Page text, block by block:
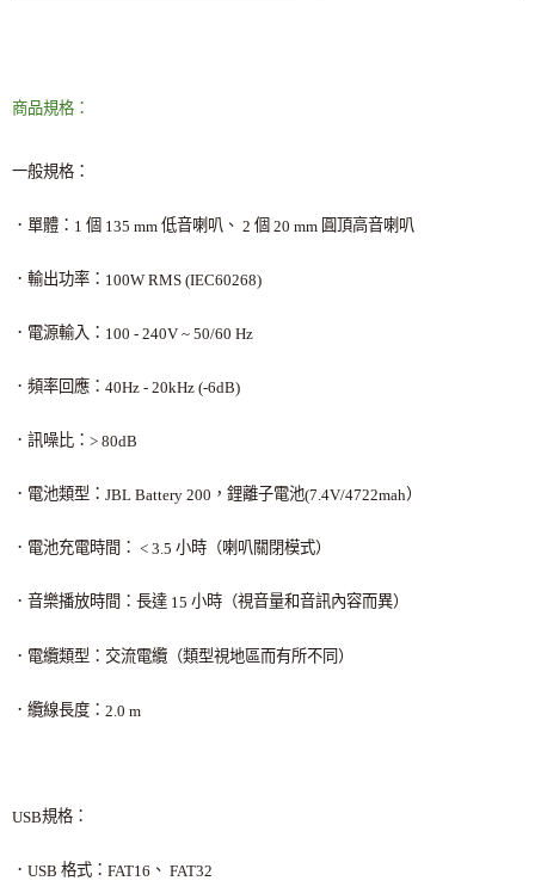
商品規格：
一般規格：
．單體： 1 個 135 mm 低音喇叭、 2 個 20 mm 圓頂高音喇叭
．輸出功率： 100W RMS (IEC60268)
．電源輸入： 100 - 240V ~ 50/60 Hz
．頻率回應： 40Hz - 20kHz (-6dB)
．訊噪比： > 80dB
．電池類型： JBL Battery 200 ，鋰離子電池(7.4V/4722mah）
．電池充電時間： < 3.5 小時（喇叭關閉模式）
．音樂播放時間：長達 15 小時（視音量和音訊內容而異）
．電纜類型：交流電纜（類型視地區而有所不同）
．纜線長度： 2.0 m
USB規格：
． USB 格式： FAT16 、 FAT32